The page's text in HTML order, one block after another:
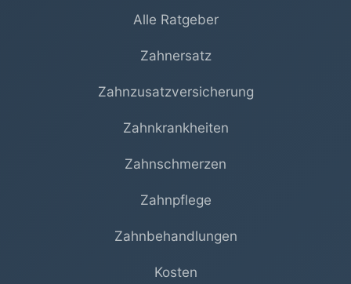
Alle Ratgeber
Zahnersatz
Zahnzusatzversicherung
Zahnkrankheiten
Zahnschmerzen
Zahnpflege
Zahnbehandlungen
Kosten